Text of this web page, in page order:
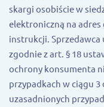
skargi osobiście w
elektroniczną na adres
instrukcji.
zgodnie z art. § 18
ochrony konsumenta
przypadkach w ciągu
uzasadnionych